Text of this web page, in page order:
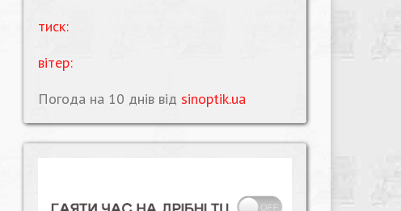
тиск:
вітер:
Погода на 10 днів від sinoptik.ua